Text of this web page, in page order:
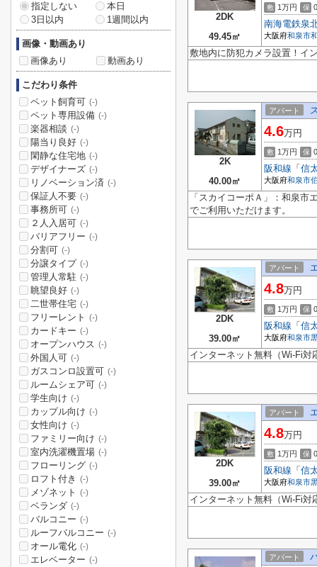
2DK
49.45㎡
敷 1万円 保
南海電鉄泉
大阪府和泉市
敷地内に防犯カメラ設置！イ
2K
40.00㎡
アパート
4.6万円
敷 1万円 保
阪和線 「 信
大阪府和泉市
「スカイコーポＡ」：和泉
でご利用いただけます。
2DK
39.00㎡
アパート
4.8万円
敷 1万円 保
阪和線 「 信
大阪府和泉市
インターネット無料（Wi-Fi対
2DK
39.00㎡
アパート
4.8万円
敷 1万円 保
阪和線 「 信
大阪府和泉市
インターネット無料（Wi-Fi対
アパート
指定しない
本日
3日以内
1週間以内
画像・動画あり
画像あり
動画あり
こだわり条件
ペット飼育可 (-)
ペット専用設備 (-)
楽器相談 (-)
陽当り良好 (-)
閑静な住宅地 (-)
デザイナーズ (-)
リノベーション済 (-)
保証人不要 (-)
事務所可 (-)
２人入居可 (-)
バリアフリー (-)
分割可 (-)
分譲タイプ (-)
管理人常駐 (-)
眺望良好 (-)
二世帯住宅 (-)
フリーレント (-)
カードキー (-)
オープンハウス (-)
外国人可 (-)
ガスコンロ設置可 (-)
ルームシェア可 (-)
学生向け (-)
カップル向け (-)
女性向け (-)
ファミリー向け (-)
室内洗濯機置場 (-)
フローリング (-)
ロフト付き (-)
メゾネット (-)
ベランダ (-)
バルコニー (-)
ルーフバルコニー (-)
オール電化 (-)
エレベーター (-)